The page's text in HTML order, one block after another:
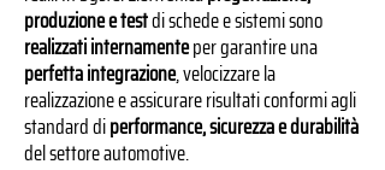
produzione e testdi schede e sistemi sono
realizzati internamenteper garantire una
perfetta integrazione, velocizzare la
realizzazione e assicurare risultati conformi agli
standard diperformance, sicurezza e durabilità
del settore automotive.